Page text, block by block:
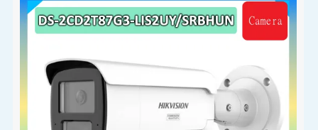
ống kính có độ phân giải 4